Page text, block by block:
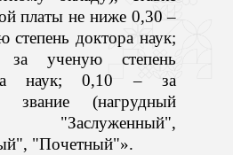
платы не ниже 0,30 –
степень доктора наук;
ученую степень
наук; 0,10 – за
звание (нагрудный
"Почетный"».